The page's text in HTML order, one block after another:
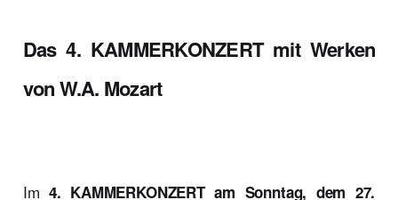
Das 4. KAMMERKONZERT mit Werken
von W.A. Mozart
Im 4. KAMMERKONZERT am Sonntag, dem 27.